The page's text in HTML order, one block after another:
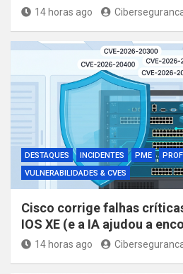
14 horas ago
DESTAQUES INCIDENTES PME
VULNERABILIDADES & CVES
Cisco corrige falhas
IOS XE (e a IA ajudou a
14 horas ago